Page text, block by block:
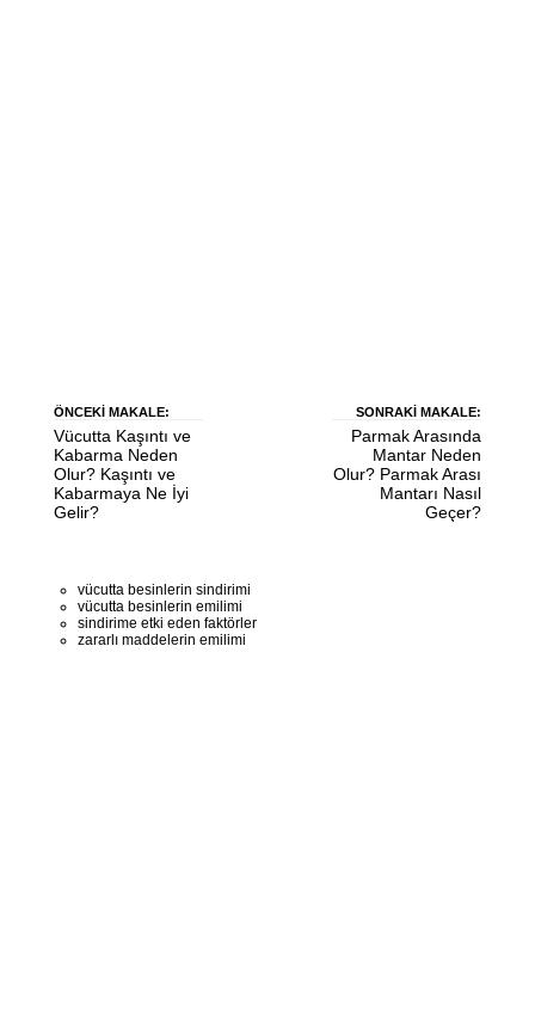
ÖNCEKI MAKALE:
Vücutta Kaşıntı ve
Kabarma Neden
Olur? Kaşıntı ve
Kabarmaya Ne İyi
Gelir?
SONRAKI MAKALE:
Parmak Arasında
Mantar Neden
Olur? Parmak Arası
Mantarı Nasıl
Geçer?
vücutta besinlerin sindirimi
vücutta besinlerin emilimi
sindirime etki eden faktörler
zararlı maddelerin emilimi